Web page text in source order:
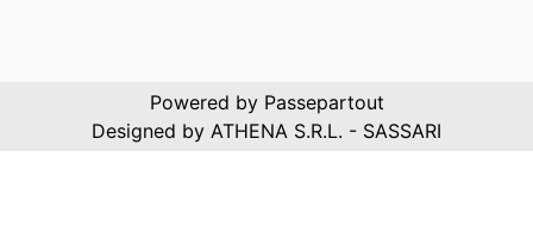
Powered by Passepartout
Designed by ATHENA S.R.L. - SASSARI